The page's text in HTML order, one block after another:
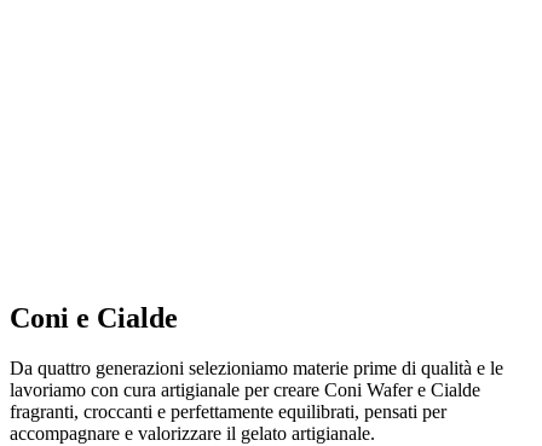
Coni e Cialde
Da quattro generazioni selezioniamo materie prime di qualità e le
lavoriamo con cura artigianale per creare Coni Wafer e Cialde
fragranti, croccanti e perfettamente equilibrati, pensati per
accompagnare e valorizzare il gelato artigianale.